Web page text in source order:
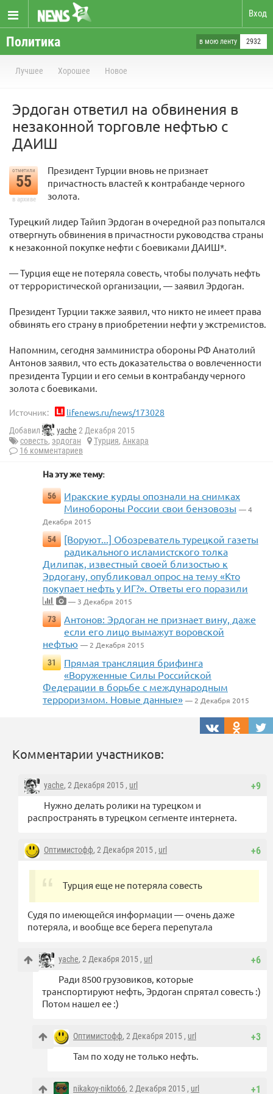
Вход
Политика в мою ленту 2932
Лучшее Хорошее Новое
Эрдоган ответил на обвинения в
незаконной торговле нефтью с
ДАИШ
отметили
55
в архиве
Президент Турции вновь не признает
причастность властей к контрабанде черного
золота.
Турецкий лидер Тайип Эрдоган в очередной раз попытался
отвергнуть обвинения в причастности руководства страны
к незаконной покупке нефти с боевиками ДАИШ*.
— Турция еще не потеряла совесть, чтобы получать нефть
от террористической организации, — заявил Эрдоган.
Президент Турции также заявил, что никто не имеет права
обвинять его страну в приобретении нефти у экстремистов.
Напомним, сегодня замминистра обороны РФ Анатолий
Антонов заявил, что есть доказательства о вовлеченности
президента Турции и его семьи в контрабанду черного
золота с боевиками.
Источник: lifenews.ru/news/173028
Добавил yache 2 Декабря 2015
совесть, эрдоган Турция, Анкара
16 комментариев
На эту же тему:
56
Иракские курды опознали на снимках
Минобороны России свои бензовозы — 4
Декабря 2015
54
[Воруют...] Обозреватель турецкой газеты
радикального исламистского толка
Дилипак, известный своей близостью к
Эрдогану, опубликовал опрос на тему «Кто
покупает нефть у ИГ?». Ответы его поразили
— 3 Декабря 2015
73
Антонов: Эрдоган не признает вину, даже
если его лицо вымажут воровской
нефтью — 2 Декабря 2015
31
Прямая трансляция брифинга
«Воруженные Силы Российской
Федерации в борьбе с международным
терроризмом. Новые данные» — 2 Декабря 2015
Комментарии участников:
+9
yache, 2 Декабря 2015 , url
Нужно делать ролики на турецком и
распространять в турецком сегменте интернета.
+6
Оптимистофф, 2 Декабря 2015 , url
Турция еще не потеряла совесть
Судя по имеющейся информации — очень даже
потеряла, и вообще все берега перепутала
+6
yache, 2 Декабря 2015 , url
Ради 8500 грузовиков, которые
транспортируют нефть, Эрдоган спрятал совесть :)
Потом нашел ее :)
+3
Оптимистофф, 2 Декабря 2015 , url
Там по ходу не только нефть.
+1
nikakoy-nikto66, 2 Декабря 2015 , url